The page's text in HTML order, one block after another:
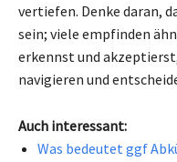
vertiefen. Denke daran,
sein; viele empfinden
erkennst und
navigieren und
Auch interessant:
Was bedeutet ggf